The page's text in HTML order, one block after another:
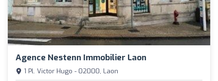
Agence Nestenn Immobilier Laon
1 Pl. Victor Hugo - 02000, Laon